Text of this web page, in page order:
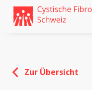
Weiter
zum
skip
Zur Übersicht